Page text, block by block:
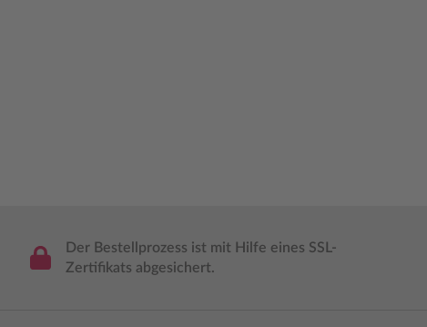
Der Bestellprozess ist mit Hilfe eines SSL-
Zertifikats abgesichert.